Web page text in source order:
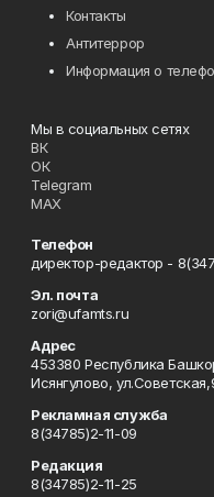
Контакты
Антитеррор
Информация о
Мы в социальных сетях
ВК
ОК
Telegram
MAX
Телефон
директор-редактор -
Эл. почта
zori@ufamts.ru
Адрес
453380 Республика
Исянгулово,
Рекламная служба
8(34785)2-11-09
Редакция
8(34785)2-11-25